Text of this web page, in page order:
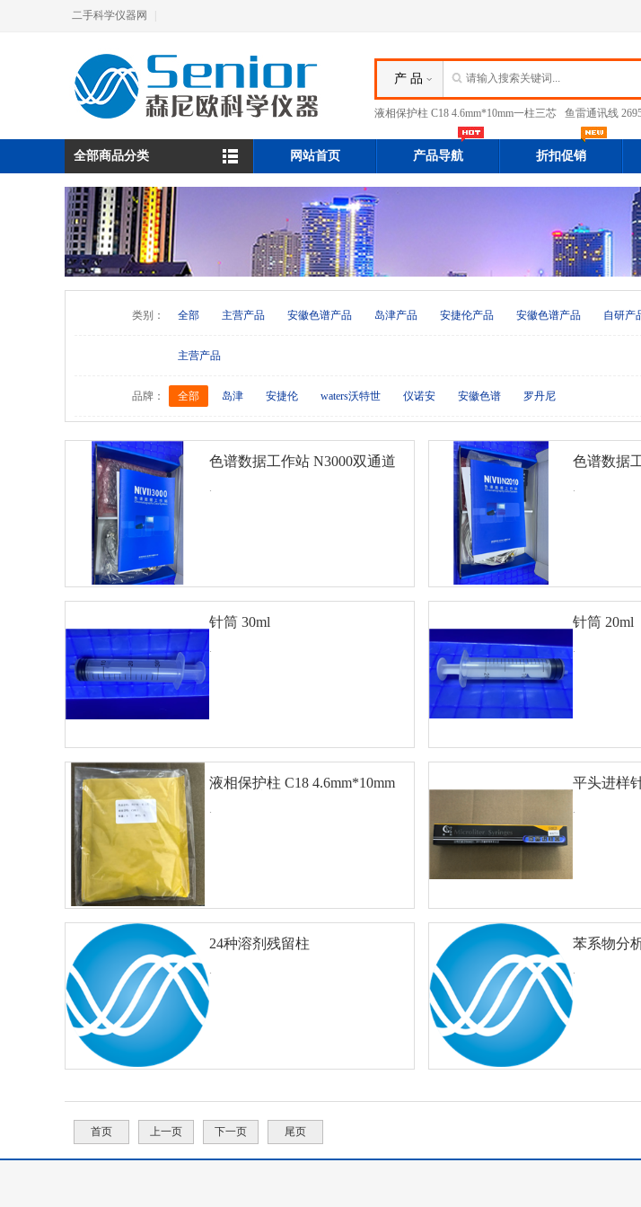
二手科学仪器网
产 品
液相保护柱 C18 4.6mm*10mm一柱三芯 鱼雷通讯线
全部商品分类 网站首页 产品导航 折扣促销
类别： 全部 主营产品 安徽色谱产品 岛津产品 安捷伦产品 安徽色谱产品 自研产
主营产品
品牌： 全部 岛津 安捷伦 waters沃特世 仪诺安 安徽色谱 罗丹尼
色谱数据工作站 N3000双通道
.
查看详细
色谱数据
.
查看详细
针筒 30ml
.
查看详细 对比
针筒 20ml
.
查看详细
液相保护柱 C18 4.6mm*10mm
.
查看详细 对比
平头进样
.
查看详细
24种溶剂残留柱
.
查看详细 对比
苯系物分
.
查看详细
首页 上一页 下一页 尾页